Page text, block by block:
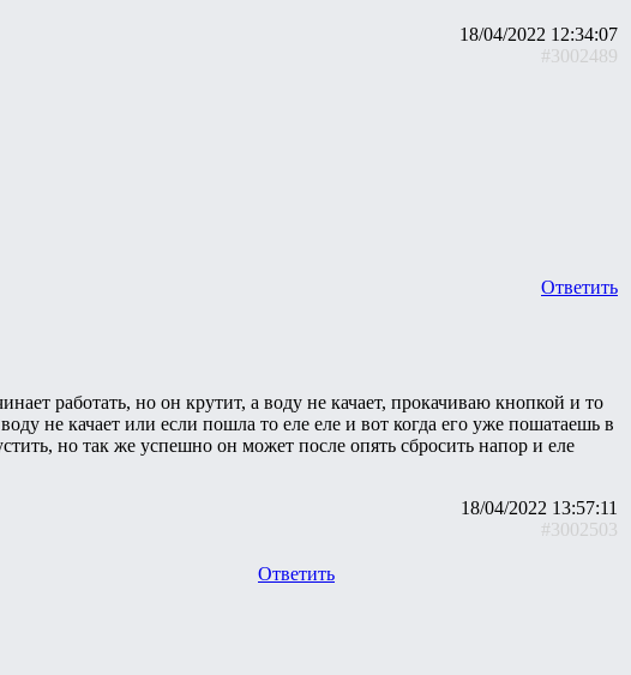
18/04/2022 12:34:07
#3002489
Ответить
работать, но он крутит, а воду не качает, прокачиваю кнопкой и то
не качает или если пошла то еле еле и вот когда его уже пошатаешь в
но так же успешно он может после опять сбросить напор и еле
18/04/2022 13:57:11
#3002503
Ответить